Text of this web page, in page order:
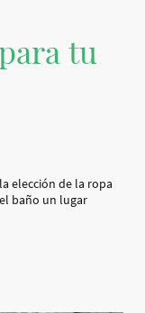
tu
elección de la ropa
baño un lugar